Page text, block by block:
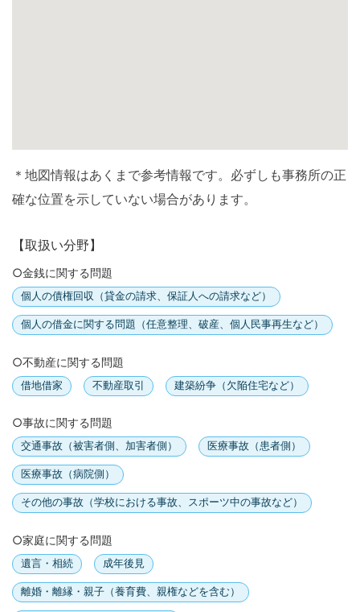
＊地図情報はあくまで参考情報です。必ずしも事務所の正
確な位置を示していない場合があります。
【取扱い分野】
○金銭に関する問題
個人の債権回収（貸金の請求、保証人への請求など）
個人の借金に関する問題（任意整理、破産、個人民事再生など）
○不動産に関する問題
借地借家 不動産取引 建築紛争（欠陥住宅など）
○事故に関する問題
交通事故（被害者側、加害者側） 医療事故（患者側）
医療事故（病院側）
その他の事故（学校における事故、スポーツ中の事故など）
○家庭に関する問題
遺言・相続 成年後見
離婚・離縁・親子（養育費、親権などを含む）